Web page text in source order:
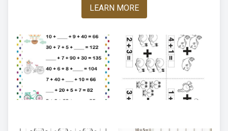
LEARN MORE